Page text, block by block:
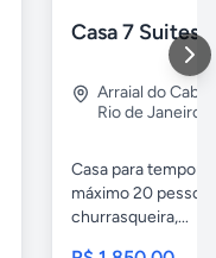
Arraial do Cabo
Rio de Janeiro
Casa para
máximo 20
churrasqueira,...